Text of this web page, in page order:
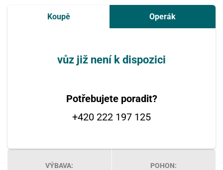
Koupě Operák
vůz již není k dispozici
Potřebujete poradit?
+420 222 197 125
VÝBAVA: POHON: